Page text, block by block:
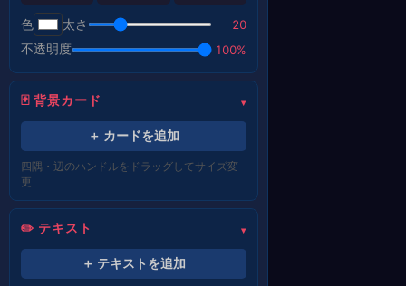
色 太さ 20
不透明度 100%
🃏 背景カード
＋ カードを追加
四隅・辺のハンドルをドラッグしてサイズ変
更
✏️ テキスト
＋ テキストを追加